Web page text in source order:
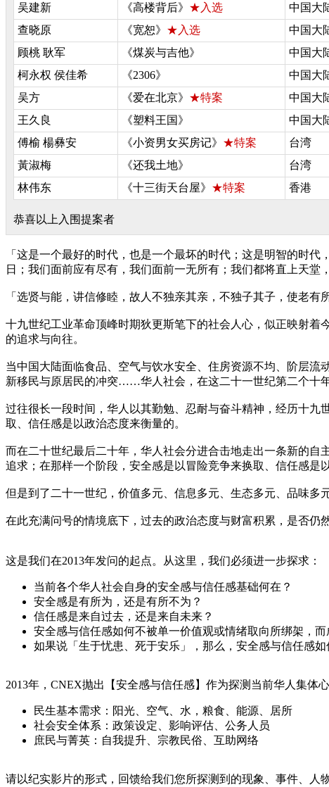
吴建新
《高楼背后》 ★入选
中国大
查晓原
《宽恕》 ★入选
中国大
顾桃 耿军
《煤炭与吉他》
中国大
柯永权 侯佳希
《2306》
中国大
吴方
《爱在北京》 ★特案
中国大
王久良
《塑料王国》
中国大
傅榆 楊彝安
《小资男女买房记》 ★特案
台湾
黃淑梅
《还我土地》
台湾
林伟东
《十三街天台屋》 ★特案 香港
恭喜以上入围提案者
「这是一个最好的时代，也是一个最坏的时代；这是明智的时
日；我们面前应有尽有，我们面前一无所有；我们都将直上天
「选贤与能，讲信修睦，故人不独亲其亲，不独子其子，使老
十九世纪工业革命顶峰时期狄更斯笔下的社会人心，似正映射
的追求与向往。
当中国大陆面临食品、空气与饮水安全、住房资源不均、阶层流
新移民与原居民的冲突……华人社会，在这二十一世纪第二个十
过往很长一段时间，华人以其勤勉、忍耐与奋斗精神，经历十
取、信任感是以政治态度来衡量的。
而在二十世纪最后二十年，华人社会分进合击地走出一条新的
追求；在那样一个阶段，安全感是以冒险竞争来换取、信任感是
但是到了二十一世纪，价值多元、信息多元、生态多元、品味多
在此充满问号的情境底下，过去的政治态度与财富积累，是否仍
这是我们在2013年发问的起点。从这里，我们必须进一步探求：
当前各个华人社会自身的安全感与信任感基础何在？
安全感是有所为，还是有所不为？
信任感是来自过去，还是来自未来？
安全感与信任感如何不被单一价值观或情绪取向所绑架，
如果说「生于忧患、死于安乐」，那么，安全感与信任感
2013年，CNEX抛出【安全感与信任感】作为探测当前华人集体
民生基本需求：阳光、空气、水，粮食、能源、居所
社会安全体系：政策设定、影响评估、公务人员
庶民与菁英：自我提升、宗教民俗、互助网络
请以纪实影片的形式，回馈给我们您所探测到的现象、事件、人